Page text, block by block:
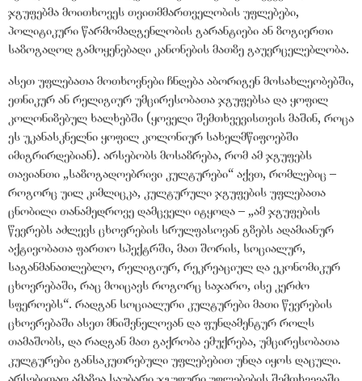
ჯგუფებმა მოითხოვეს თვითმმართველობის უფლებები,
პოლიტიკური წარმომადგენლობის გარანტიები ან ზოგიერთი
საზოგადოდ გამოყენებადი კანონების მათზე გაუვრცელებლობა.
ასეთ უფლებათა მოთხოვნები ჩნდება აბორიგენ მოსახლეობებში,
ეთნიკურ ან რელიგიურ უმცირესობათა ჯგუფებსა და ყოფილ
კოლონიზებულ ხალხებში (ყოველი შემთხვევისთვის მაშინ, როცა
ეს უკანასკნელნი ყოფილ კოლონიურ სახელმწიფოებში
იმიგრირდებიან). არსებობს მოსაზრება, რომ ამ ჯგუფებს
თავიანთი „საზოგადოებრივი კულტურები“ აქვთ, რომლებიც –
როგორც უილ კიმლიცკა, კულტურული ჯგუფების უფლებათა
ცნობილი თანამედროვე დამცველი იტყოდა – „ამ ჯგუფების
წევრებს აძლევს ცხოვრების სრულფასოვან გზებს ადამიანურ
აქტივობათა ფართო სპექტრში, მათ შორის, სოციალურ,
საგანმანათლებლო, რელიგიურ, რეკრეაციულ და ეკონომიკურ
ცხოვრებაში, რაც მოიცავს როგორც საჯარო, ისე კერძო
სფეროებს“. რადგან სოციალური კულტურები მათი წევრების
ცხოვრებაში ასეთ მნიშვნელოვან და ფუნდამენტურ როლს
თამაშობს, და რადგან მათ გაქრობა ემუქრება, უმცირესობათა
კულტურები განსაკუთრებული უფლებებით უნდა იყოს დაცული.
არსებითად ამაზეა საუბარი ჯგუფური უფლებების შემთხვევაში.